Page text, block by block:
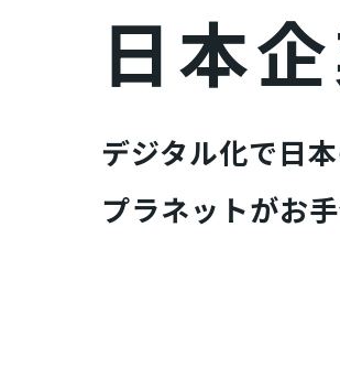
日本
デジタル化で日
プラネットがお手